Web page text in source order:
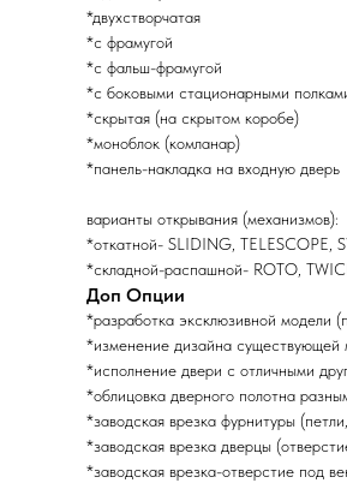
*двухстворчатая
*с фрамугой
*с фальш-фрамугой
*с боковыми стационарными
*скрытая (на скрытом коробе)
*моноблок (комланар)
*панель-накладка на входную дверь
варианты открывания (механизмов):
*откатной- SLIDING, TELESCOPE,
*складной-распашной- ROTO,
Доп Опции
*разработка эксклюзивной модели
*изменение дизайна существующей
*исполнение двери с отличными
*облицовка дверного полотна
*заводская врезка фурнитуры
*заводская врезка дверцы
*заводская врезка-отверстие под